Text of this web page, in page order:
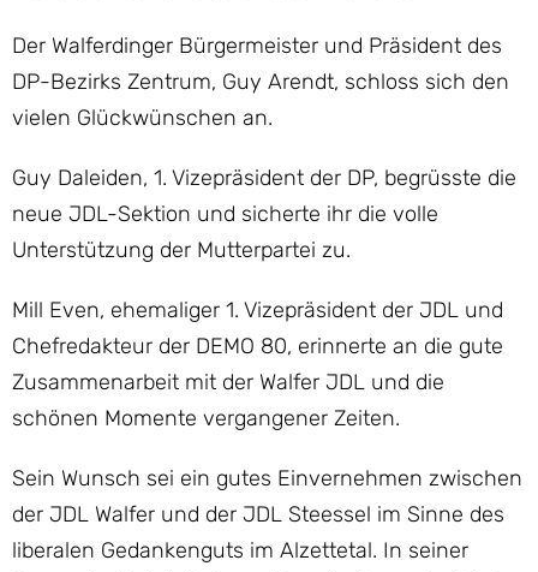
Der Walferdinger Bürgermeister und Präsident des
DP-Bezirks Zentrum, Guy Arendt, schloss sich den
vielen Glückwünschen an.
Guy Daleiden, 1. Vizepräsident der DP, begrüsste die
neue JDL-Sektion und sicherte ihr die volle
Unterstützung der Mutterpartei zu.
Mill Even, ehemaliger 1. Vizepräsident der JDL und
Chefredakteur der DEMO 80, erinnerte an die gute
Zusammenarbeit mit der Walfer JDL und die
schönen Momente vergangener Zeiten.
Sein Wunsch sei ein gutes Einvernehmen zwischen
der JDL Walfer und der JDL Steessel im Sinne des
liberalen Gedankenguts im Alzettetal. In seiner